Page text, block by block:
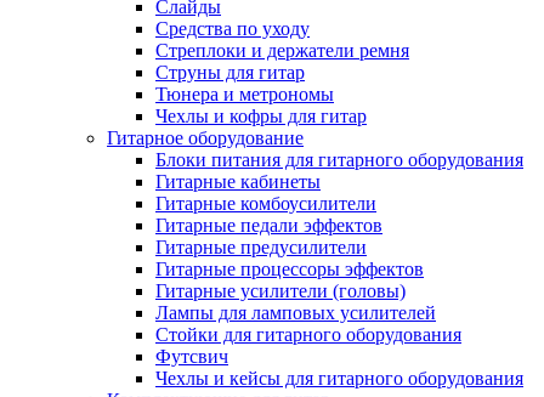
Слайды
Средства по уходу
Стреплоки и держатели ремня
Струны для гитар
Тюнера и метрономы
Чехлы и кофры для гитар
Гитарное оборудование
Блоки питания для гитарного оборудования
Гитарные кабинеты
Гитарные комбоусилители
Гитарные педали эффектов
Гитарные предусилители
Гитарные процессоры эффектов
Гитарные усилители (головы)
Лампы для ламповых усилителей
Стойки для гитарного оборудования
Футсвич
Чехлы и кейсы для гитарного оборудования